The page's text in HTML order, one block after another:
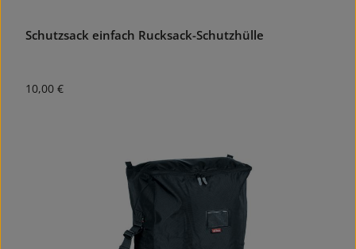
Schutzsack einfach Rucksack-Schutzhülle
Regulärer Preis:
10,00 €